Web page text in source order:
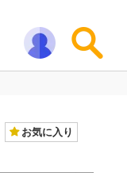
お気に入り